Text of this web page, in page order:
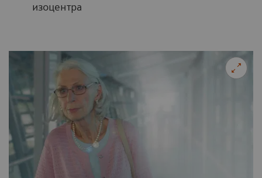
изоцентра